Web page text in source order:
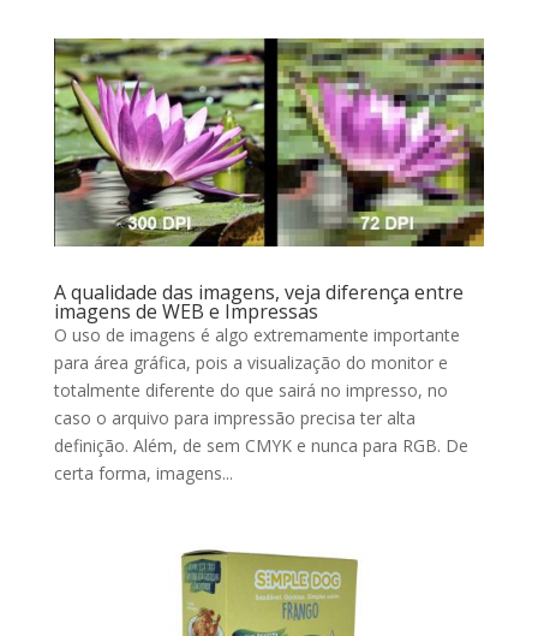
A qualidade das imagens, veja diferença entre
imagens de WEB e Impressas
O uso de imagens é algo extremamente importante
para área gráfica, pois a visualização do monitor e
totalmente diferente do que sairá no impresso, no
caso o arquivo para impressão precisa ter alta
definição. Além, de sem CMYK e nunca para RGB. De
certa forma, imagens...